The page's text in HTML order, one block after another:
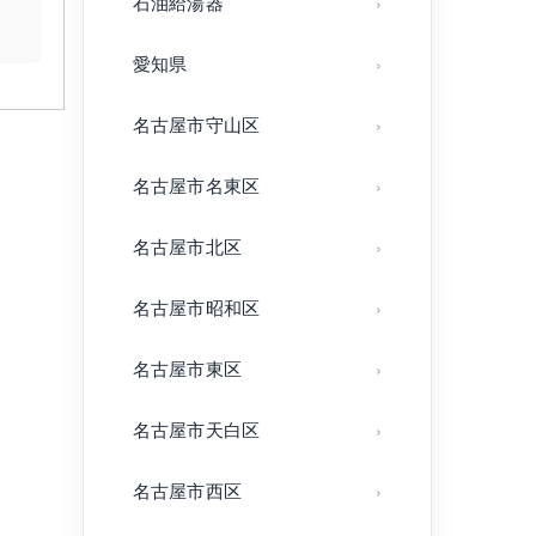
愛知県
名古屋市守山区
名古屋市名東区
名古屋市北区
名古屋市昭和区
名古屋市東区
名古屋市天白区
名古屋市西区